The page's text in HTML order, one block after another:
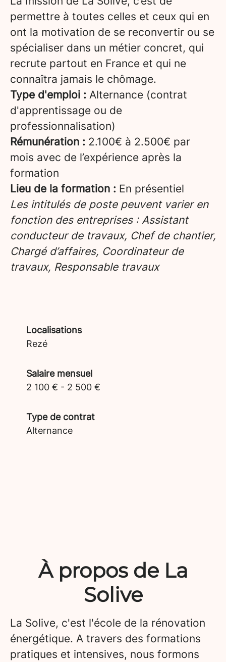
permettre à toutes celles et ceux qui en
ont la motivation de se reconvertir ou se
spécialiser dans un métier concret, qui
recrute partout en France et qui ne
connaîtra jamais le chômage.
Type d'emploi : Alternance (contrat
d'apprentissage ou de
professionnalisation)
Rémunération : 2.100€ à 2.500€ par
mois avec de l’expérience après la
formation
Lieu de la formation : En présentiel
Les intitulés de poste peuvent varier en
fonction des entreprises : Assistant
conducteur de travaux, Chef de chantier,
Chargé d’affaires, Coordinateur de
travaux, Responsable travaux
Localisations
Rezé
Salaire mensuel
2 100 € - 2 500 €
Type de contrat
Alternance
À propos de La
Solive
La Solive, c'est l'école de la rénovation
énergétique. A travers des formations
pratiques et intensives, nous formons